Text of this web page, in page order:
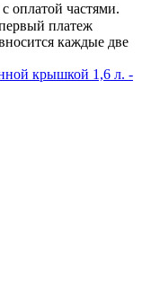
оплатой частями.
платеж
каждые две
крышкой 1,6 л. -